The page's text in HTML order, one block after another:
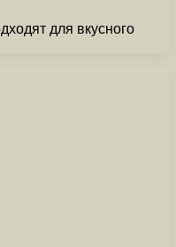
для вкусного